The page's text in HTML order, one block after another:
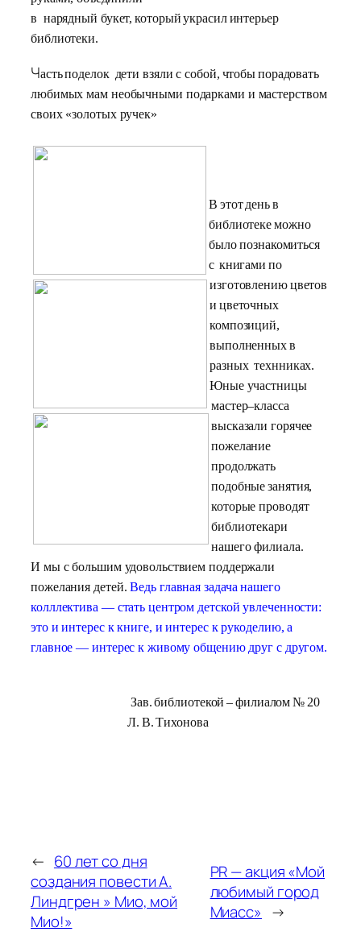
в нарядный букет,которыйукрасилинтерьер
библиотеки.
Частьподелок дети взяли с собой, чтобыпорадовать
любимыхмам необычными подарками и мастерством
своих «золотых ручек»
В этотденьв
библиотекеможно
былопознакомиться
с книгами по
изготовлениюцветов
и цветочных
композиций,
выполненных в
разныхтехнниках.
Юные участницы
мастер–класса
высказали горячее
пожелание
продолжать
подобныезанятия,
которые проводят
библиотекари
нашего филиала.
И мы с большим удовольствием поддержали
пожелания детей.Ведь главная задача нашего
колллектива — стать центром детской увлеченности:
это и интерес к книге, и интерес к рукоделию, а
главное — интерес к живому общению друг с другом.
Зав.библиотекой–филиалом№ 20
Л. В.Тихонова
← 60 лет со дня
создания повести А.
Линдгрен » Мио, мой
Мио!»
PR — акция «Мой
любимый город
Миасс» →